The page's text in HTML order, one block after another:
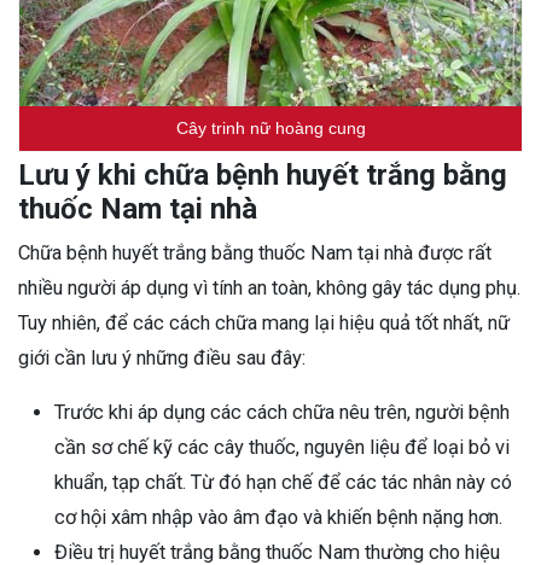
Cây trinh nữ hoàng cung
Lưu ý khi chữa bệnh huyết trắng bằng
thuốc Nam tại nhà
Chữa bệnh huyết trắng bằng thuốc Nam tại nhà được rất
nhiều người áp dụng vì tính an toàn, không gây tác dụng phụ.
Tuy nhiên, để các cách chữa mang lại hiệu quả tốt nhất, nữ
giới cần lưu ý những điều sau đây:
Trước khi áp dụng các cách chữa nêu trên, người bệnh
cần sơ chế kỹ các cây thuốc, nguyên liệu để loại bỏ vi
khuẩn, tạp chất. Từ đó hạn chế để các tác nhân này có
cơ hội xâm nhập vào âm đạo và khiến bệnh nặng hơn.
Điều trị huyết trắng bằng thuốc Nam thường cho hiệu